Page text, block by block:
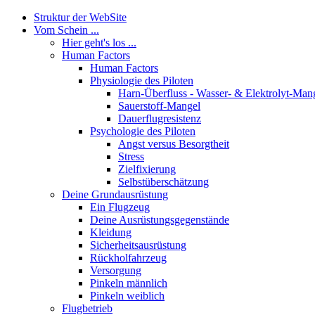
Struktur der WebSite
Vom Schein ...
Hier geht's los ...
Human Factors
Human Factors
Physiologie des Piloten
Harn-Überfluss - Wasser- & Elektrolyt-
Sauerstoff-Mangel
Dauerflugresistenz
Psychologie des Piloten
Angst versus Besorgtheit
Stress
Zielfixierung
Selbstüberschätzung
Deine Grundausrüstung
Ein Flugzeug
Deine Ausrüstungsgegenstände
Kleidung
Sicherheitsausrüstung
Rückholfahrzeug
Versorgung
Pinkeln männlich
Pinkeln weiblich
Flugbetrieb